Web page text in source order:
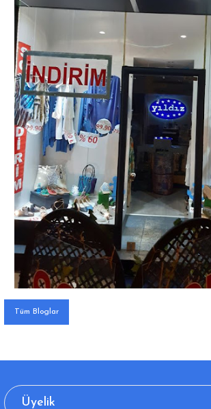
Tüm Bloglar
Üyelik